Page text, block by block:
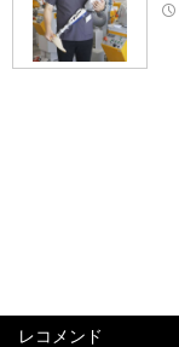
レコメンド